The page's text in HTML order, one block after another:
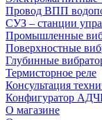
Провод ВПП
СУЗ – станции
Промышленные
Поверхностные
Глубинные
Термисторное реле
Консультация
Конфигуратор
О магазине